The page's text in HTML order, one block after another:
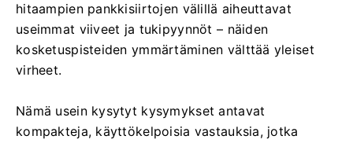
hitaampien pankkisiirtojen välillä aiheuttavat
useimmat viiveet ja tukipyynnöt – näiden
kosketuspisteiden ymmärtäminen välttää yleiset
virheet.
Nämä usein kysytyt kysymykset antavat
kompakteja, käyttökelpoisia vastauksia, jotka